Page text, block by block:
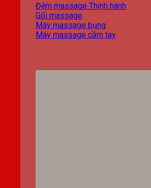
Đệm massage
Gối massage
Máy massage bụng
Máy massage cầm tay